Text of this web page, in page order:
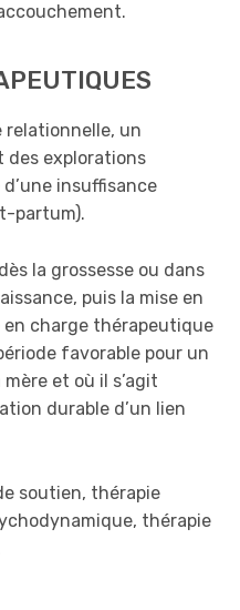
relationnelle, un
explorations
insuffisance
partum).
la grossesse ou dans
puis la mise en
en charge thérapeutique
favorable pour un
et où il s’agit
durable d’un lien
soutien, thérapie
thérapie